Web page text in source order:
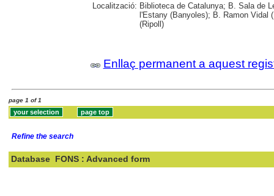
Localització: Biblioteca de Catalunya; B. Sala de
l'Estany (Banyoles); B. Ramon Vidal
(Ripoll)
Enllaç permanent a aquest
page 1 of 1
Refine the search
Database FONS : Advanced form